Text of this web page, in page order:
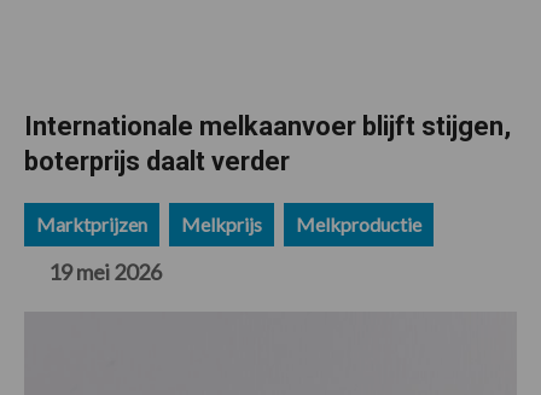
Internationale melkaanvoer blijft stijgen,
boterprijs daalt verder
Marktprijzen Melkprijs Melkproductie
19 mei 2026